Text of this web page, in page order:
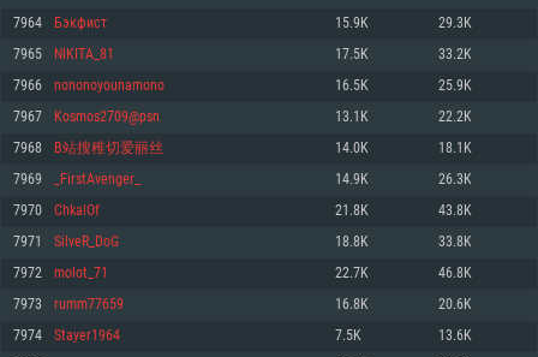
최소사양
운영체제: Windows 10 (64 bit)
프로세서: 2.2 GHz 듀얼코어 이상
메모리: 4GB
그래픽 카드: DirectX 11 이상을 지원하는 AMD Radeon 77XX / NVIDIA
GeForce GT 660. 최소 사양 해상도: 720p
네트워크: 브로드밴드 인터넷
여유 저장 공간: 22.1 GB (최소 클라이언트)
최소사양
운영체제: Mac OS Big Sur 11.0
프로세서: 최소 2.2 GHz의 Core i5 (Intel Xeon 은 지원하지 않습니다)
메모리: 6 GB
그래픽 카드: Metal 을 지원하는 Intel Iris Pro 5200 (Mac), 혹은 이와 비슷한 성
능을 가지는 Mac 버전의 AMD/Nvidia. 최소 해상도: 720p
네트워크: 브로드밴드 인터넷
여유 저장 공간: 22.1 GB (최소 클라이언트)
최소사양
운영체제: 64bit Linux 중 최신 버전
프로세서: 2.4 GHz 듀얼코어
메모리: 4 GB
그래픽 카드: Vulkan 을 지원하고, 최신 그래픽 드라이버를 지원하는 NVIDIA
660 (6개월 미만) 혹은 그와 동급의 성능을 가지며 최신 그래픽 드라이버를 지
원하는 AMD (6개월 미만; 최소사양 지원 해상도 720p)
네트워크: 브로드밴드 인터넷
여유 저장 공간: 22.1 GB (최소 클라이언트)
7964 Бэкфист 15.9K 29.3K
7965 NIKITA_81 17.5K 33.2K
7966 nononoyounamono 16.5K 25.9K
7967 Kosmos2709@psn 13.1K 22.2K
7968 B站搜稚切爱丽丝 14.0K 18.1K
7969 _FirstAvenger_ 14.9K 26.3K
7970 ChkalOf 21.8K 43.8K
7971 SilveR_DoG 18.8K 33.8K
7972 molot_71 22.7K 46.8K
7973 rumm77659 16.8K 20.6K
7974 Stayer1964 7.5K 13.6K